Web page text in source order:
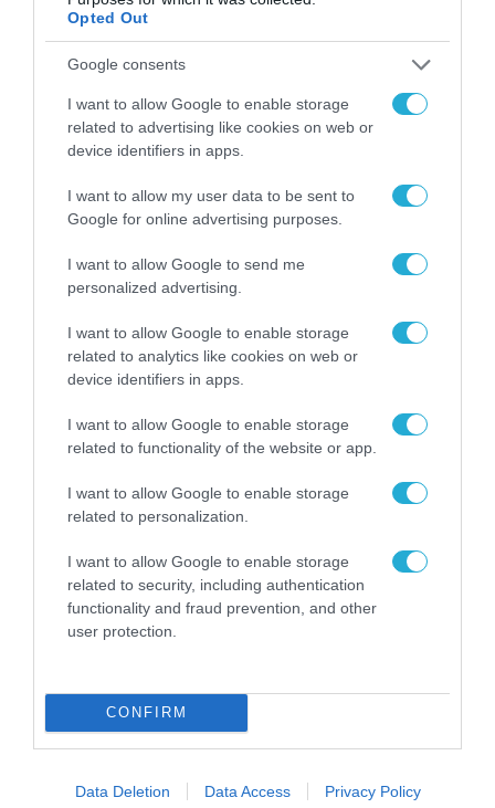
Opted Out
Google consents
I want to allow Google to enable storage
related to advertising like cookies on web or
device identifiers in apps.
I want to allow my user data to be sent to
Google for online advertising purposes.
I want to allow Google to send me
personalized advertising.
I want to allow Google to enable storage
related to analytics like cookies on web or
device identifiers in apps.
I want to allow Google to enable storage
related to functionality of the website or app.
I want to allow Google to enable storage
related to personalization.
I want to allow Google to enable storage
related to security, including authentication
functionality and fraud prevention, and other
user protection.
CONFIRM
Data Deletion Data Access Privacy Policy
ΟΙΚΟΝΟΜΙΑ
ΑΑΔΕ: Διευκρινίσεις για τα πρόστιμα σε
παραβάσεις που αφορούν τους ΦΗΜ
31.07.2026